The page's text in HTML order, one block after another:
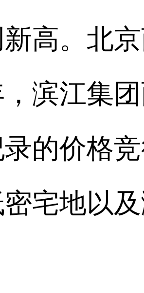
新高。北
滨江集
的价格
宅地以